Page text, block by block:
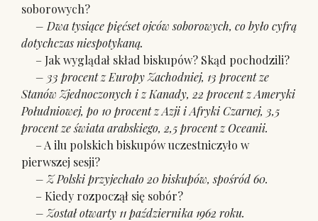
soborowych?
– Dwa tysiące pięćset ojców soborowych, co było cyfrą
dotychczas niespotykaną.
– Jak wyglądał skład biskupów? Skąd pochodzili?
– 33 procent z Europy Zachodniej, 13 procent ze
Stanów Zjednoczonych i z Kanady, 22 procent z Ameryki
Południowej, po 10 procent z Azji i Afryki Czarnej, 3,5
procent ze świata arabskiego, 2,5 procent z Oceanii.
– A ilu polskich biskupów uczestniczyło w
pierwszej sesji?
– Z Polski przyjechało 20 biskupów, spośród 60.
– Kiedy rozpoczął się sobór?
– Został otwarty 11 października 1962 roku.